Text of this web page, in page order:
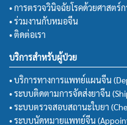
• การตรวจวินิจฉัยโรคด้วยศาสต
• ร่วมงานกับหมอจีน
• ติดต่อเรา
บริการสำหรับผู้ป่วย
• บริการทางการแพทย์แผนจีน
• ระบบติดตามการจัดส่งยาจีน
• ระบบตรวจสอบสถานะใบยา
• ระบบนัดหมายแพทย์จีน